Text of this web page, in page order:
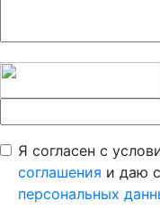
Я согласен с
соглашения и даю
персональных